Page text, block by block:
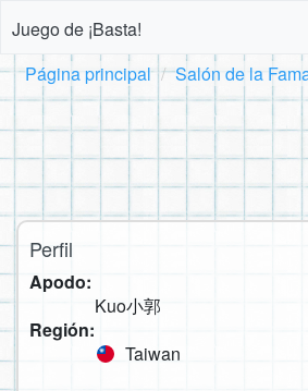
Juego de ¡Basta!
Página principal Salón de la
Perfil
Apodo:
Kuo小郭
Región:
Taiwan